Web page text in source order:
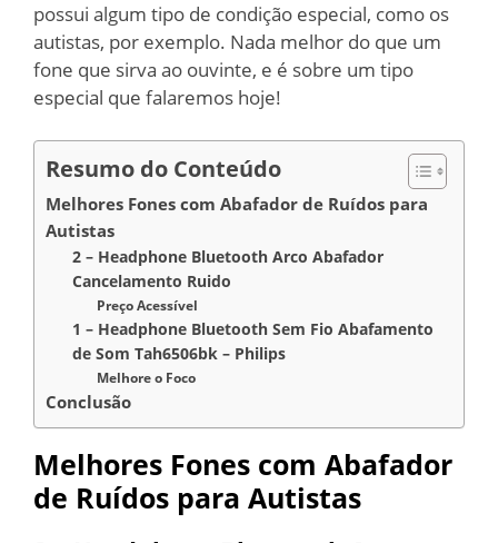
possui algum tipo de condição especial, como os
autistas, por exemplo. Nada melhor do que um
fone que sirva ao ouvinte, e é sobre um tipo
especial que falaremos hoje!
Resumo do Conteúdo
Melhores Fones com Abafador de Ruídos para
Autistas
2 – Headphone Bluetooth Arco Abafador
Cancelamento Ruido
Preço Acessível
1 – Headphone Bluetooth Sem Fio Abafamento
de Som Tah6506bk – Philips
Melhore o Foco
Conclusão
Melhores Fones com Abafador
de Ruídos para Autistas